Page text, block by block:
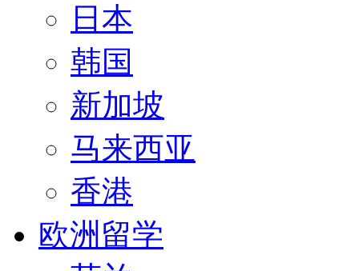
日本
韩国
新加坡
马来西亚
香港
欧洲留学